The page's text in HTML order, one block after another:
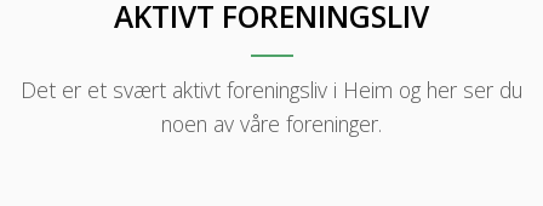
AKTIVT FORENINGSLIV
Det er et svært aktivt foreningsliv i Heim og her ser du
noen av våre foreninger.